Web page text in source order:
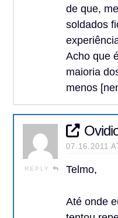
de que,
soldados
Acho que
maioria
menos
REPLY
07.16.2011
Telmo,
Até onde